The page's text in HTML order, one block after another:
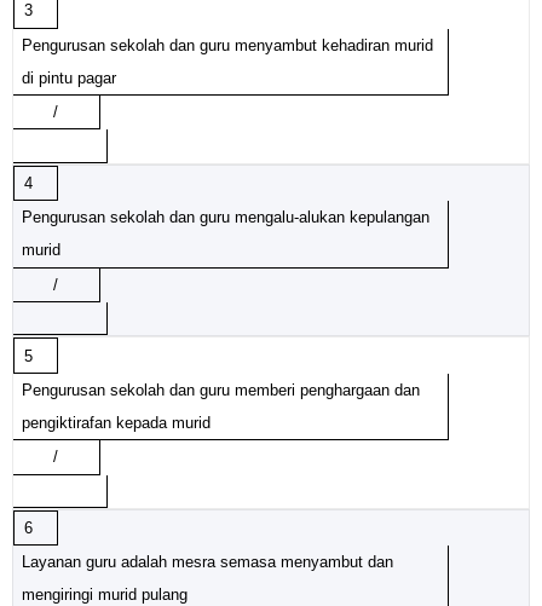
3
Pengurusan sekolah dan guru menyambut kehadiran murid
di pintu pagar
/
4
Pengurusan sekolah dan guru mengalu-alukan kepulangan
murid
/
5
Pengurusan sekolah dan guru memberi penghargaan dan
pengiktirafan kepada murid
/
6
Layanan guru adalah mesra semasa menyambut dan
mengiringi murid pulang